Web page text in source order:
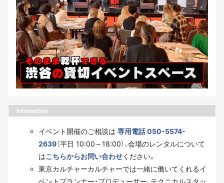
Infomation
イベント開催のご相談は 専用電話 050-5574-
2639（平日 10:00～18:00）、会場のレンタルについて
はこちらからお問い合わせください。
東京カルチャーカルチャーでは一緒に働いてくれるイ